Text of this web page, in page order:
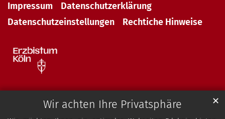
Wir achten Ihre Privatsphäre ✕
Impressum
Datenschutzerklärung
Datenschutzeinstellungen
Rechtiche Hinweise